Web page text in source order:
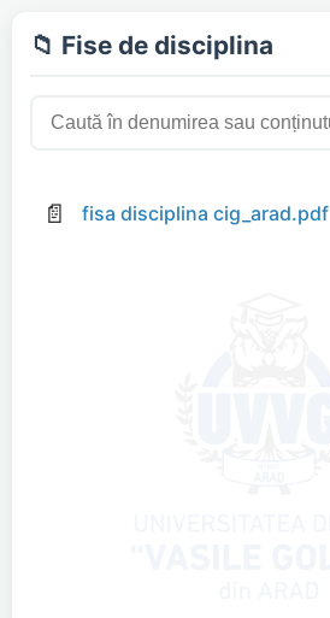
📁 Fise de disciplina
📄 fisa disciplina cig_arad.pdf